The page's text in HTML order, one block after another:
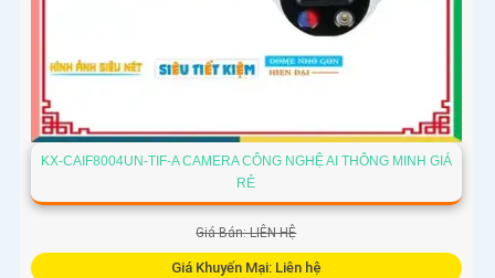
KX-CAIF8004UN-TIF-A CAMERA CÔNG NGHỆ AI THÔNG MINH GIÁ
RẺ
Giá Bán: LIÊN HỆ
Giá Khuyến Mại: Liên hệ